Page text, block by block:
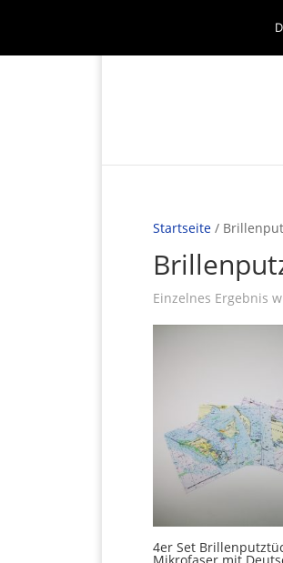
Startseite /
Einzelnes Ergebnis
4er Set